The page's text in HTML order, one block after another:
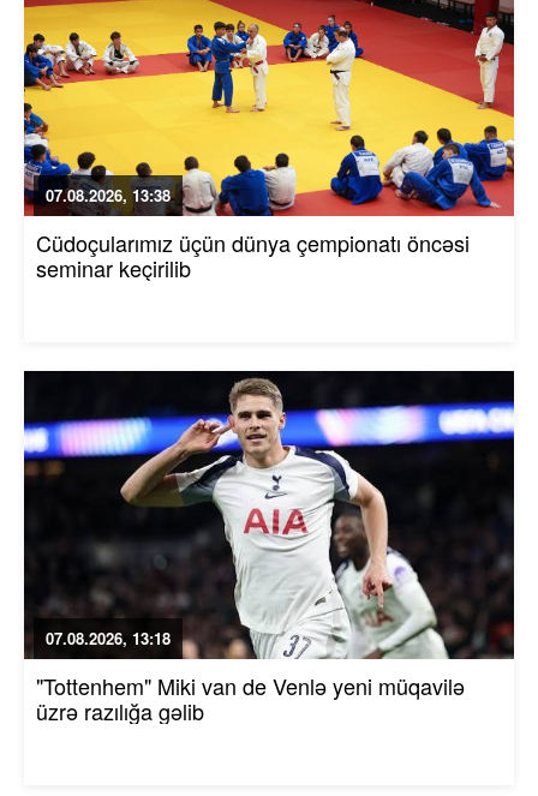
07.08.2026, 13:38
Cüdoçularımız üçün dünya çempionatı öncəsi
seminar keçirilib
07.08.2026, 13:18
"Tottenhem" Miki van de Venlə yeni müqavilə
üzrə razılığa gəlib